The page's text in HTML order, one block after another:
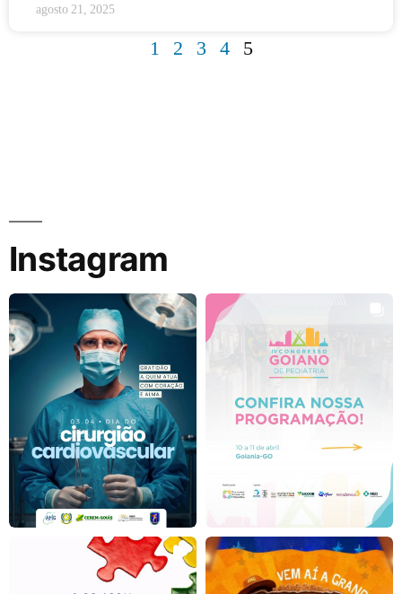
agosto 21, 2025
1 2 3 4 5
Instagram